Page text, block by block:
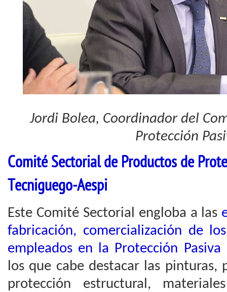
Jordi Bolea, Coordinador del
Protección
Comité Sectorial de Productos de
Tecniguego-Aespi
Este Comité Sectorial engloba a las
fabricación, comercialización de
empleados en la Protección
los que cabe destacar las pinturas,
protección estructural,